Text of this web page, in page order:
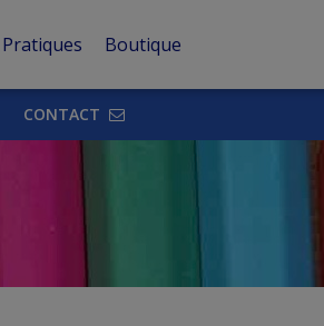
Pratiques Boutique
CONTACT